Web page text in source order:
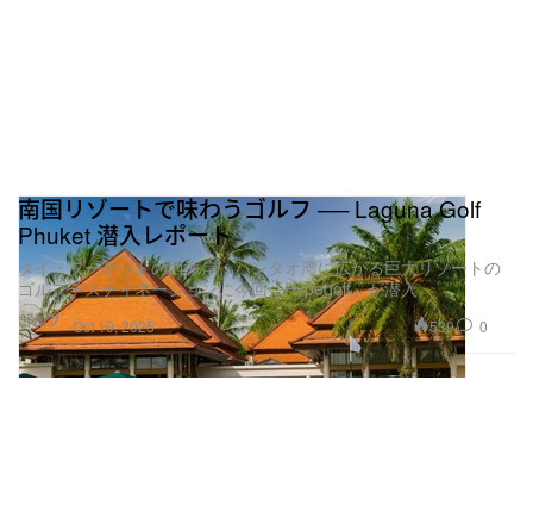
ゴルフ
南国リゾートで味わうゴルフ ── Laguna Golf
Phuket 潜入レポート
タイ・プーケットの西海岸、バンタオ湾に広がる巨大リゾートの
ゴルフデスティネーションに今回『Hypegolf』が潜入
Oct 10, 2025 539 0